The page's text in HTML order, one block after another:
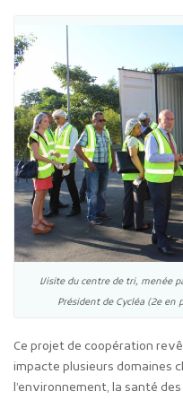
Visite du centre de tri, menée
Président de Cycléa (2e
Ce projet de coopération
impacte plusieurs domaines
l’environnement, la santé